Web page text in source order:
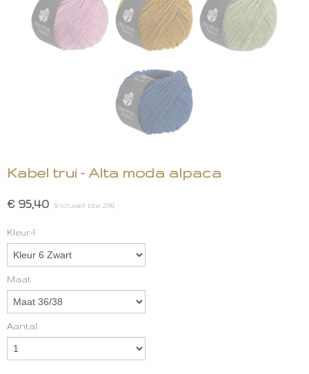
Kabel trui - Alta moda alpaca
€ 95,40 (inclusief btw 21%)
Kleur-1
Maat
Aantal